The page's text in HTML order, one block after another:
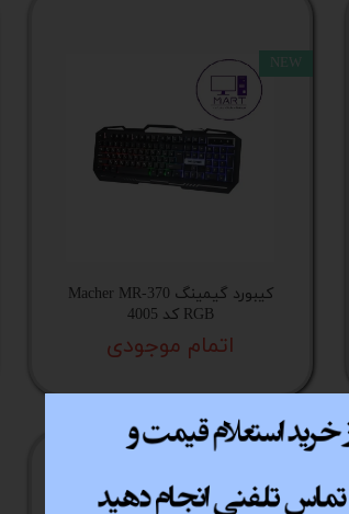
کیبورد گیمینگ Macher MR-370
RGB کد 4005
اتمام موجودی
NEW
NEW